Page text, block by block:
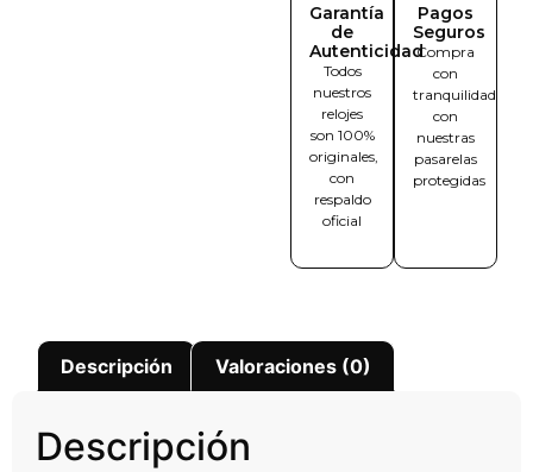
Garantía
de
Autenticidad
Todos
nuestros
relojes
son 100%
originales,
con
respaldo
oficial
Pagos
Seguros
Compra
con
tranquilidad
con
nuestras
pasarelas
protegidas
Descripción Valoraciones (0)
Descripción